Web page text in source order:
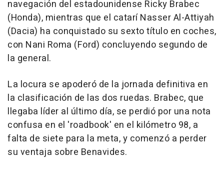
navegación del estadounidense Ricky Brabec
(Honda), mientras que el catarí Nasser Al-Attiyah
(Dacia) ha conquistado su sexto título en coches,
con Nani Roma (Ford) concluyendo segundo de
la general.
La locura se apoderó de la jornada definitiva en
la clasificación de las dos ruedas. Brabec, que
llegaba líder al último día, se perdió por una nota
confusa en el 'roadbook' en el kilómetro 98, a
falta de siete para la meta, y comenzó a perder
su ventaja sobre Benavides.